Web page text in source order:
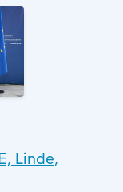
Linde,